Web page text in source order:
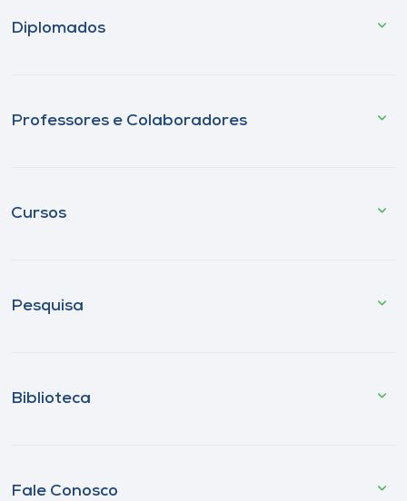
Diplomados
Professores e Colaboradores
Cursos
Pesquisa
Biblioteca
Fale Conosco